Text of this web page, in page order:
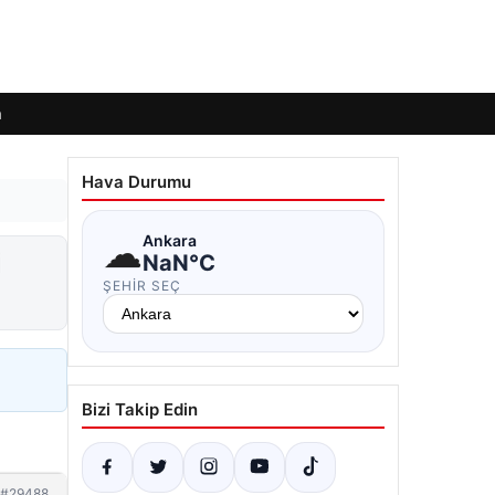
Hava Durumu
☁Ankara
NaN°C
ŞEHIR SEÇ
Bizi Takip Edin